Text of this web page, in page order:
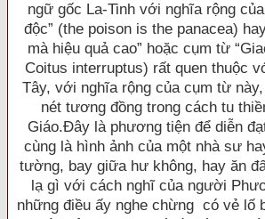
ngữ gốc La-Tinh với nghĩa rộng
độc” (the poison is the panacea)
mà hiệu quả cao” hoặc cụm từ
Coitus interruptus) rất quen thuộc
Tây, với nghĩa rộng của cụm từ
nét tương đồng trong cách tu
Giáo.Ðây là phương tiện để diễn
cùng là hình ảnh của một nhà sư
tường, bay giữa hư không, hay ăn
lạ gì với cách nghĩ của người
những điều ấy nghe chừng có vẻ lố